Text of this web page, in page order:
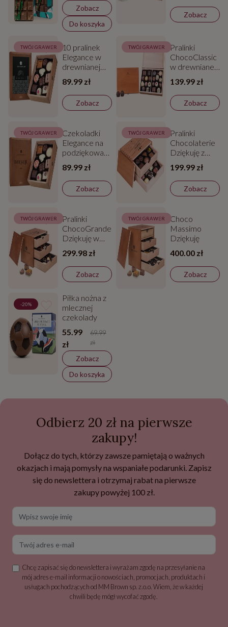
Zobacz
Do koszyka
Zobacz
TWÓJ GRAWER
10 pralinek
Elegance w
drewnianej
skrzyneczce
89.99 zł
Zobacz
TWÓJ GRAWER
Pralinki
ChocoClassic
w drewnianej
szkatułce
139.99 zł
Zobacz
TWÓJ GRAWER
Czekoladki
Elegance na
podziękowanie
w drewnianej
skrzynecce -
10 pralinek
89.99 zł
Zobacz
TWÓJ GRAWER
Pralinki
Chocolaterie
Dziękuję z
grawerem w
drewnianej
szkatułce
199.99 zł
Zobacz
TWÓJ GRAWER
Pralinki
ChocoGrande
Dziękuję w
drewnianej
szkatułce
299.98 zł
Zobacz
TWÓJ GRAWER
Choco
Massimo
Dziękuję
400.00 zł
Zobacz
-20%
Piłka nożna z
mlecznej
czekolady
55.99
zł
69.99
zł
Zobacz
Do koszyka
Odbierz 20 zł na pierwsze
zakupy!
Dołącz do tych, którzy zawsze pamiętają o ważnych
okazjach i mają pomysły na wspaniałe podarunki. Zapisz
się do newslettera i otrzymaj rabat na pierwsze
zakupy powyżej 100 zł.
Chcę zapisać się do newslettera i wyrażam zgodę na przesyłanie na
mój adres e-mail informacji o nowościach, promocjach, produktach i
usługach pochodzących od MM Brown sp. z.o.o. Wiem, że w każdej
chwili będę mógł wycofać zgodę.